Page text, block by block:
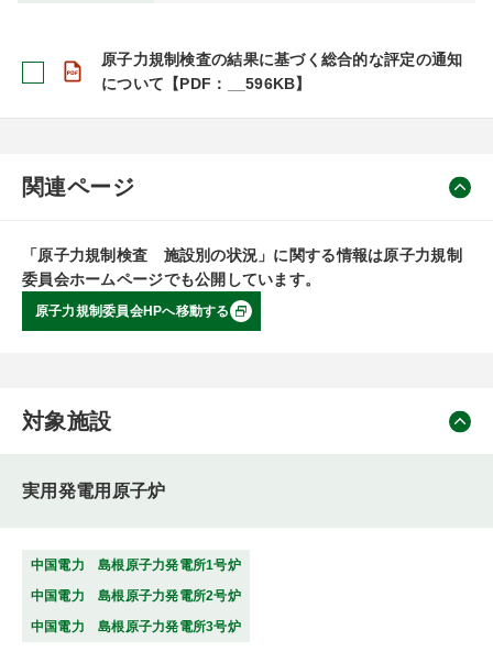
原子力規制検査の結果に基づく総合的な評定の通知
について【PDF：__596KB】
関連ページ
「原子力規制検査 施設別の状況」に関する情報は原子力規制
委員会ホームページでも公開しています。
原子力規制委員会HPへ移動する
対象施設
実用発電用原子炉
中国電力 島根原子力発電所1号炉
中国電力 島根原子力発電所2号炉
中国電力 島根原子力発電所3号炉